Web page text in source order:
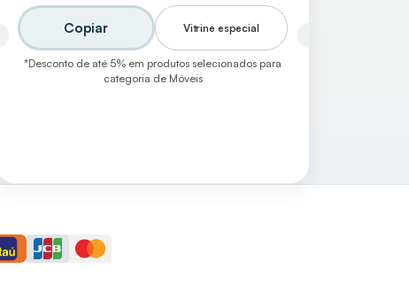
Copiar Vitrine especial
*Desconto de até 5% em produtos selecionados para
categoria de Móveis